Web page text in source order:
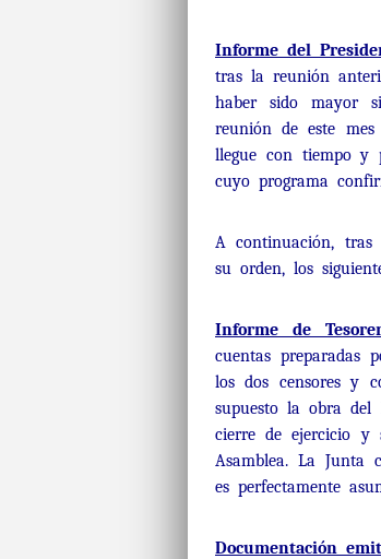
Informe del
tras la reunión
haber sido mayor
reunión de este
llegue con tiempo y
cuyo programa
A continuación, tras
su orden, los
Informe de
cuentas preparadas
los dos censores y
supuesto la obra del
cierre de ejercicio y
Asamblea. La Junta
es perfectamente
Documentación